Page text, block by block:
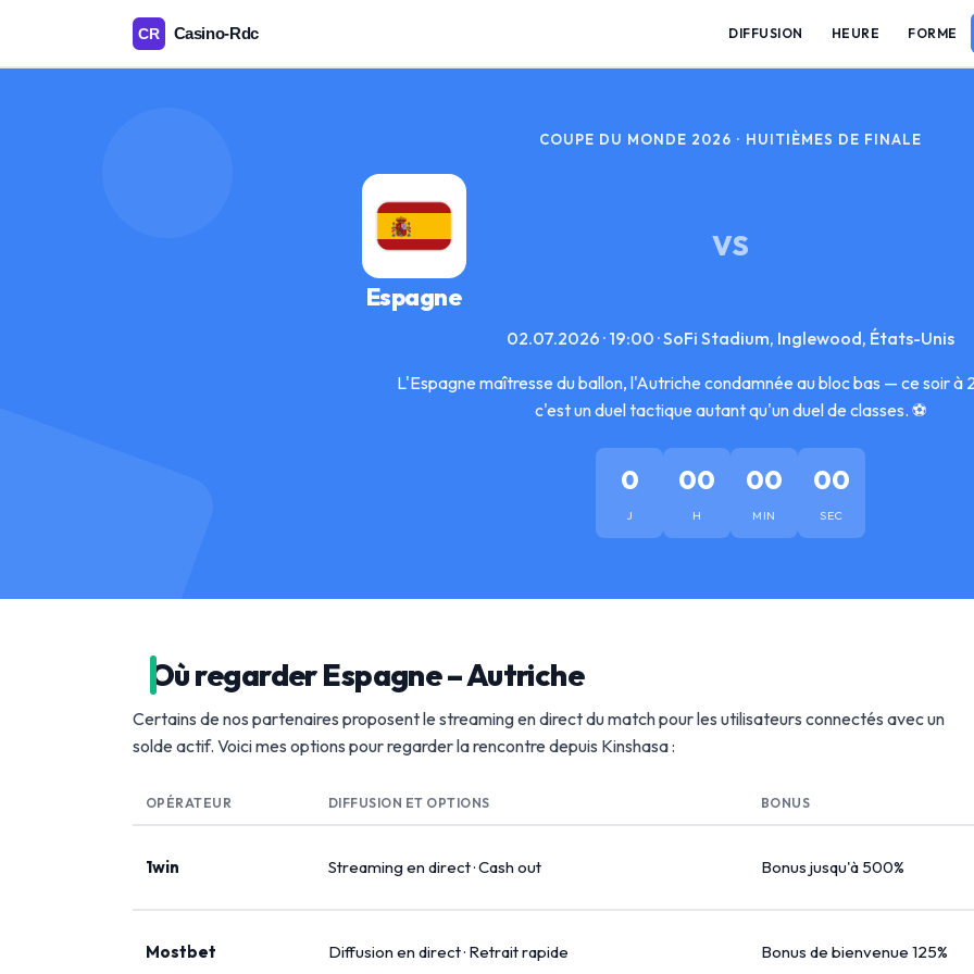
DIFFUSION HEURE FORME
COUPE DU MONDE 2026 · HUITIÈMES DE FINALE
Espagne
VS
02.07.2026 · 19:00 · SoFi Stadium, Inglewood, États-Unis
L'Espagne maîtresse du ballon, l'Autriche condamnée au bloc bas — ce soir à
c'est un duel tactique autant qu'un duel de classes. ⚽
0
J
00
H
00
MIN
00
SEC
Où regarder Espagne – Autriche
Certains de nos partenaires proposent le streaming en direct du match pour les utilisateurs connectés avec un
solde actif. Voici mes options pour regarder la rencontre depuis Kinshasa :
OPÉRATEUR DIFFUSION ET OPTIONS BONUS
1win Streaming en direct · Cash out Bonus jusqu'à 500%
Mostbet Diffusion en direct · Retrait rapide Bonus de bienvenue 125%